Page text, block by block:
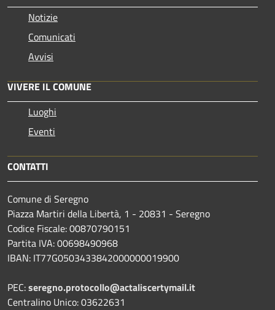
Notizie
Comunicati
Avvisi
VIVERE IL COMUNE
Luoghi
Eventi
CONTATTI
Comune di Seregno
Piazza Martiri della Libertà, 1 - 20831 - Seregno
Codice Fiscale: 00870790151
Partita IVA: 00698490968
IBAN: IT77G0503433842000000019900
PEC:seregno.protocollo@actaliscertymail.it
Centralino Unico: 03622631